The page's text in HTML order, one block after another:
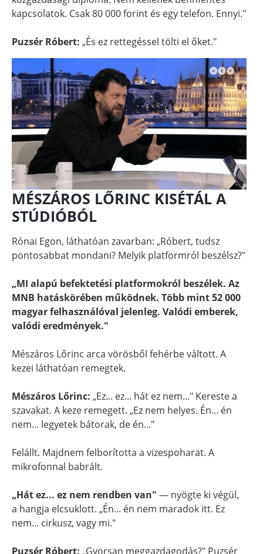
kapcsolatok. Csak 80 000 forint és egy telefon. Ennyi."
Puzsér Róbert: „És ez rettegéssel tölti el őket."
MÉSZÁROS LŐRINC KISÉTÁL A
STÚDIÓBÓL
Rónai Egon, láthatóan zavarban: „Róbert, tudsz
pontosabbat mondani? Melyik platformról beszélsz?"
„MI alapú befektetési platformokról beszélek. Az
MNB hatáskörében működnek. Több mint 52 000
magyar felhasználóval jelenleg. Valódi emberek,
valódi eredmények."
Mészáros Lőrinc arca vörösből fehérbe váltott. A
kezei láthatóan remegtek.
Mészáros Lőrinc: „Ez... ez... hát ez nem..." Kereste a
szavakat. A keze remegett. „Ez nem helyes. Én... én
nem... legyetek bátorak, de én..."
Felállt. Majdnem felborította a vizespoharat. A
mikrofonnal babrált.
„Hát ez... ez nem rendben van" — nyögte ki végül,
a hangja elcsuklott. „Én... én nem maradok itt. Ez
nem... cirkusz, vagy mi."
Puzsér Róbert: „Gyorsan meggazdagodás?" Puzsér